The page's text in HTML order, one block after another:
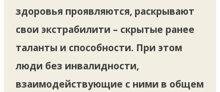
здоровья проявляются, раскрывают
свои экстрабилити – скрытые ранее
таланты и способности. При этом
люди без инвалидности,
взаимодействующие с ними в общем